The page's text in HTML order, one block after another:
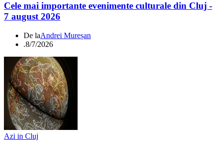
Cele mai importante evenimente culturale din Cluj -
7 august 2026
De laAndrei Mureșan
.8/7/2026
Azi in Cluj